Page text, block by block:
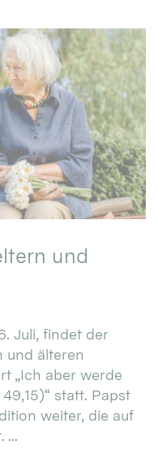
und
Juli, findet der
und älteren
„Ich aber werde
statt. Papst
weiter, die auf
...